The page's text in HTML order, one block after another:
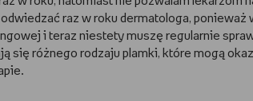
raz w roku dermatologa, ponieważ
i teraz niestety muszę regularnie
się różnego rodzaju plamki, które mogą